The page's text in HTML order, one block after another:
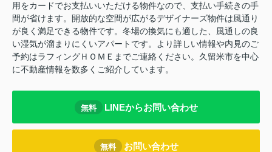
用をカードでお支払いいただける物件なので、支払い手続きの手
間が省けます。開放的な空間が広がるデザイナーズ物件は風通り
が良く満足できる物件です。冬場の換気にも適した、風通しの良
い湿気が溜まりにくいアパートです。より詳しい情報や内見のご
予約はラフィングＨＯＭＥまでご連絡ください。久留米市を中心
に不動産情報を数多くご紹介しています。
無料 LINEからお問い合わせ
無料 お問い合わせ